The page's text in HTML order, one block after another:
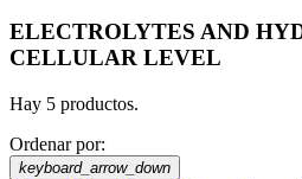
ELECTROLYTES AND
CELLULAR LEVEL
Hay 5 productos.
Ordenar por:
keyboard_arrow_down